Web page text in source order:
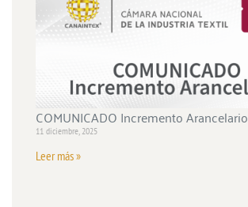
COMUNICADO Incremento Arancelario
11 diciembre, 2025
Leer más »